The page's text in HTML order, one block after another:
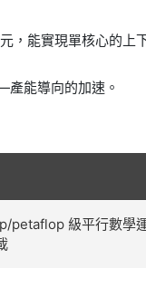
，能實現單核心的上
能導向的加速。
petaflop 級平行數學